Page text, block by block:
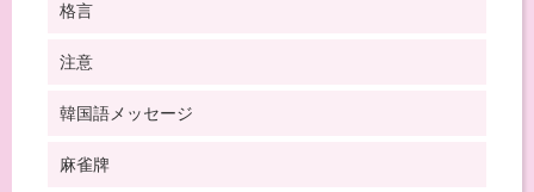
格言
注意
韓国語メッセージ
麻雀牌